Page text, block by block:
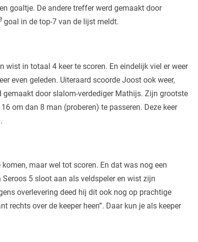
goaltje. De andere treffer werd gemaakt door
goal in de top-7 van de lijst meldt.
wist in totaal 4 keer te scoren. En eindelijk viel er weer
even geleden. Uiteraard scoorde Joost ook weer,
door slalom-verdediger Mathijs. Zijn grootste
om dan 8 man (proberen) te passeren. Deze keer
maar wel tot scoren. En dat was nog een
5 sloot aan als veldspeler en wist zijn
overlevering deed hij dit ook nog op prachtige
rechts over de keeper heen”. Daar kun je als keeper